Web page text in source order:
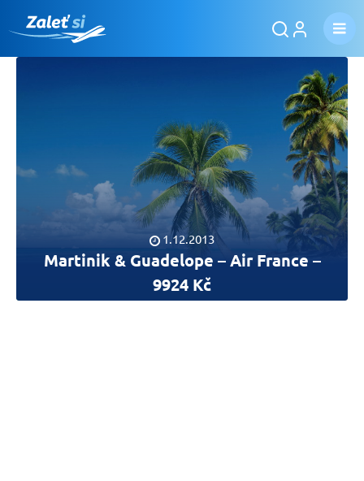
1.12.2013
Martinik & Guadelope – Air France –
9924 Kč